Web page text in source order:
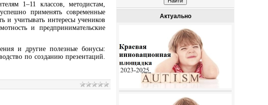
1–11 классов, методистам,
применять современные
и учитывать интересы учеников
и предпринимательские
и другие полезные бонусы:
по созданию презентаций.
Актуально